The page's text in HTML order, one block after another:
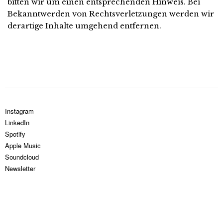
Bekanntwerden von Rechtsverletzungen werden wir
derartige Inhalte umgehend entfernen.
Instagram
LinkedIn
Spotify
Apple Music
Soundcloud
Newsletter